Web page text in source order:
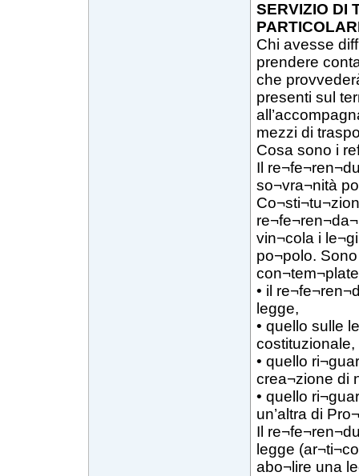
SERVIZIO DI
Chi avesse
prendere
che
presenti sul
mezzi di
Cosa sono i
Il
so¬vra¬nità
vin¬cola i
po¬polo.
• il
legge,
• quello sulle
costituzionale,
• quello
crea¬zione di
• quello
un’altra di
Il
legge
abo¬lire una